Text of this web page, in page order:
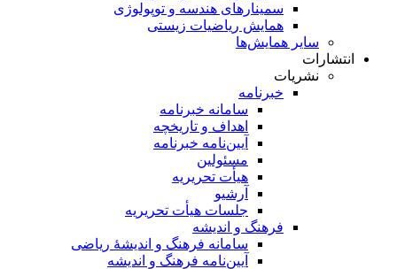
سمینار‌های هندسه و توپولوژی
همایش ریاضیات زیستی
سایر همایش‌ها
انتشارات
نشریات
خبرنامه
سامانه خبرنامه
اهداف و تاریخچه
آیین‌نامه خبرنامه
مسئولین
هیأت تحریریه
آرشیو
جلسات هیأت تحریریه
فرهنگ و اندیشه
سامانه فرهنگ و اندیشۀ ریاضی
آیین‌نامه فرهنگ و اندیشه